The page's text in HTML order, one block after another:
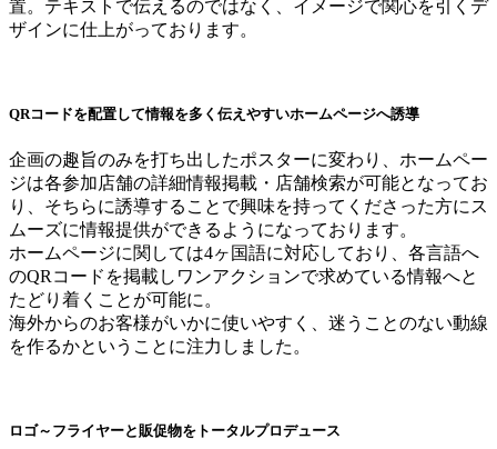
置。テキストで伝えるのではなく、イメージで関心を引くデ
ザインに仕上がっております。
QRコードを配置して情報を多く伝えやすいホームページへ誘導
企画の趣旨のみを打ち出したポスターに変わり、ホームペー
ジは各参加店舗の詳細情報掲載・店舗検索が可能となってお
り、そちらに誘導することで興味を持ってくださった方にス
ムーズに情報提供ができるようになっております。
ホームページに関しては4ヶ国語に対応しており、各言語へ
のQRコードを掲載しワンアクションで求めている情報へと
たどり着くことが可能に。
海外からのお客様がいかに使いやすく、迷うことのない動線
を作るかということに注力しました。
ロゴ～フライヤーと販促物をトータルプロデュース